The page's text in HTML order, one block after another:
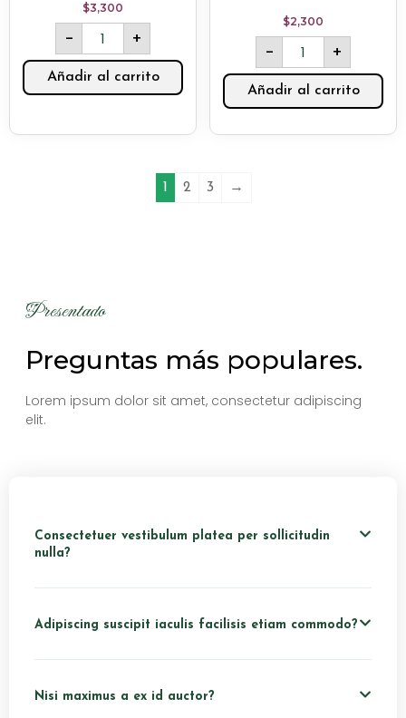
out
of
$3,300
- +
Añadir al carrito
out
of
$2,300
- +
Añadir al carrito
1 2 3 →
Presentado
Preguntas más populares.
Lorem ipsum dolor sit amet, consectetur adipiscing
elit.
Consectetuer vestibulum platea per sollicitudin
nulla?
Adipiscing suscipit iaculis facilisis etiam commodo?
Nisi maximus a ex id auctor?